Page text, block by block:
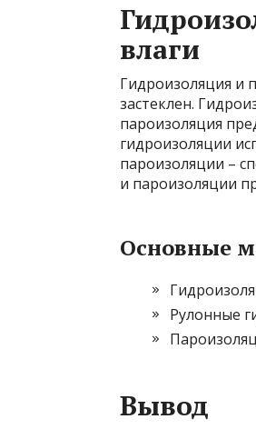
влаги
Гидроизоляция и
застеклен.
пароизоляция
гидроизоляции
пароизоляции –
и пароизоляции
Основные
Рулонные
Вывод